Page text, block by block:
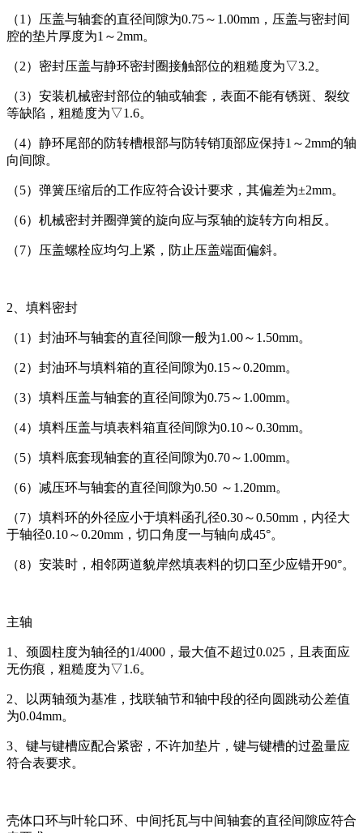
（1）压盖与轴套的直径间隙为0.75～1.00mm，压盖与密封间
腔的垫片厚度为1～2mm。
（2）密封压盖与静环密封圈接触部位的粗糙度为▽3.2。
（3）安装机械密封部位的轴或轴套，表面不能有锈斑、裂纹
等缺陷，粗糙度为▽1.6。
（4）静环尾部的防转槽根部与防转销顶部应保持1～2mm的轴
向间隙。
（5）弹簧压缩后的工作应符合设计要求，其偏差为±2mm。
（6）机械密封并圈弹簧的旋向应与泵轴的旋转方向相反。
（7）压盖螺栓应均匀上紧，防止压盖端面偏斜。
2、填料密封
（1）封油环与轴套的直径间隙一般为1.00～1.50mm。
（2）封油环与填料箱的直径间隙为0.15～0.20mm。
（3）填料压盖与轴套的直径间隙为0.75～1.00mm。
（4）填料压盖与填表料箱直径间隙为0.10～0.30mm。
（5）填料底套现轴套的直径间隙为0.70～1.00mm。
（6）减压环与轴套的直径间隙为0.50 ～1.20mm。
（7）填料环的外径应小于填料函孔径0.30～0.50mm，内径大
于轴径0.10～0.20mm，切口角度一与轴向成45°。
（8）安装时，相邻两道貌岸然填表料的切口至少应错开90°。
主轴
1、颈圆柱度为轴径的1/4000，最大值不超过0.025，且表面应
无伤痕，粗糙度为▽1.6。
2、以两轴颈为基准，找联轴节和轴中段的径向圆跳动公差值
为0.04mm。
3、键与键槽应配合紧密，不许加垫片，键与键槽的过盈量应
符合表要求。
壳体口环与叶轮口环、中间托瓦与中间轴套的直径间隙应符合